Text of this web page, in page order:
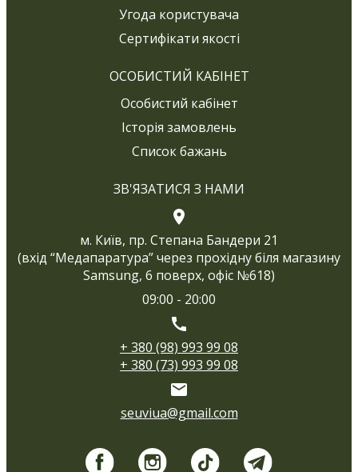
Угода користувача
Сертифікати якості
ОСОБИСТИЙ КАБІНЕТ
Особистий кабінет
Історія замовлень
Список бажань
ЗВ'ЯЗАТИСЯ З НАМИ
м. Київ, пр. Степана Бандери 21
(вхід “Медапаратура” через прохідну біля магазину
Samsung, 6 поверх, офіс №618)
09:00 - 20:00
+ 380 (98) 993 99 08
+ 380 (73) 993 99 08
seuviua@gmail.com